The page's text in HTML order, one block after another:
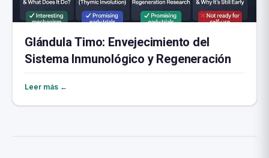
Glándula Timo: Envejecimiento del
Sistema Inmunológico y Regeneración
Leer más ←